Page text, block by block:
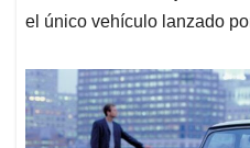
el único vehículo lanzado